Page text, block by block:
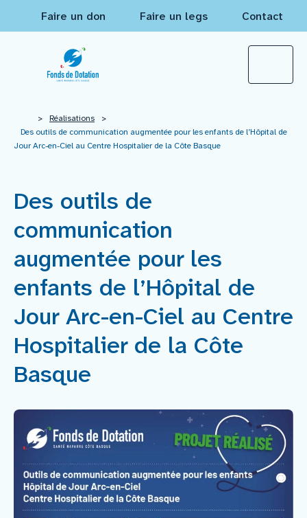
Faire un don Faire un legs Contact
Qui sommes-nous ?
Projets à financer
Nos réalisations
Mécènes
Faire un don
Faire un legs
> Réalisations
>
Des outils de communication augmentée pour les enfants de l’Hôpital de
Jour Arc-en-Ciel au Centre Hospitalier de la Côte Basque
Des outils de
communication
augmentée pour les
enfants de l’Hôpital de
Jour Arc-en-Ciel au Centre
Hospitalier de la Côte
Basque